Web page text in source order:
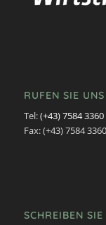
RUFEN SIE
Tel:(+43) 7584 3360
Fax: (+43) 7584
SCHREIBEN SIE